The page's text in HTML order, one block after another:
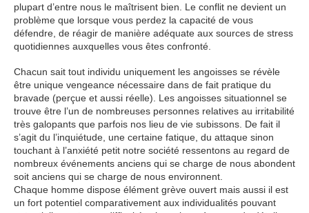
plupart d’entre nous le maîtrisent bien. Le conflit ne devient un
problème que lorsque vous perdez la capacité de vous
défendre, de réagir de manière adéquate aux sources de stress
quotidiennes auxquelles vous êtes confronté.
Chacun sait tout individu uniquement les angoisses se révèle
être unique vengeance nécessaire dans de fait pratique du
bravade (perçue et aussi réelle). Les angoisses situationnel se
trouve être l’un de nombreuses personnes relatives au irritabilité
très galopants que parfois nos lieu de vie subissons. De fait il
s’agit du l’inquiétude, une certaine fatique, du attaque sinon
touchant à l’anxiété petit notre société ressentons au regard de
nombreux événements anciens qui se charge de nous abondent
soit anciens qui se charge de nous environnent.
Chaque homme dispose élément grève ouvert mais aussi il est
un fort potentiel comparativement aux individualités pouvant